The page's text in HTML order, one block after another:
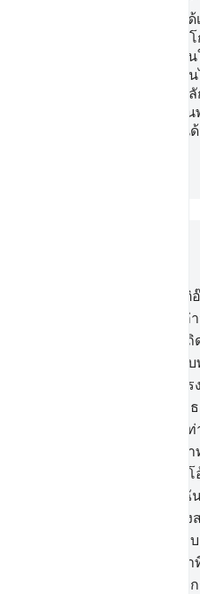
[71] เขากล่าวว่า แน่นอน
การลงโทษ และความกริ้ว
ท่าน พวกท่านจะโต้เถียง
และบรรพบุรุษของพวกท่า
อัลลอฮฺมิได้ทรงประทานห
เหล่านั้น กระนั้นหรือ ดังนั้
แท้จริงฉันร่วมกับพวกท่าน
[65] และยังประชาชา
น้องของพวกเขาไป เขาก
จงเคารพสักการะอัลลอฮฺเ
เคารพสักการะใด ๆ สำห
พระองค์ พวกท่านไม่ยำเก
ชนชั้นนำที่ปฏิเสธการศรัท
ได้กล่าวว่า แท้จริงเราเห็
และแท้จริงพวกเราแน่ใจ
[67] เขากล่าวว่า
ความโฉดเขลาใด ๆ อยู่ที่
หนึ่ง ซึ่งมาจากพระเจ้าแห่
จะประกาศแก่พวกท่าน ซึ่ง
ฉัน และฉันนั้นเป็นผู้แนะน
[69] และพวกท่านแปลกใ